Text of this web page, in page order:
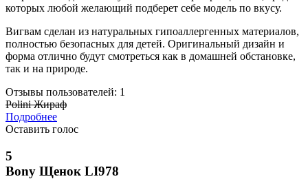
которых любой желающий подберет себе модель по вкусу.
Вигвам сделан из натуральных гипоаллергенных материалов,
полностью безопасных для детей. Оригинальный дизайн и
форма отлично будут смотреться как в домашней обстановке,
так и на природе.
Отзывы пользователей: 1
Polini Жираф
Подробнее
Оставить голос
5
Bony Щенок LI978